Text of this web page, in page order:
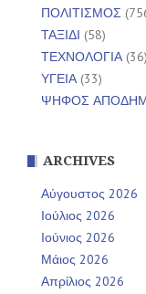
ΠΟΛΙΤΙΣΜΟΣ
ΤΑΞΙΔΙ (58)
ΤΕΧΝΟΛΟΓΙΑ(36)
ΥΓΕΙΑ(33)
ΨΗΦΟΣ
ARCHIVES
Αύγουστος 2026
Ιούλιος 2026
Ιούνιος 2026
Μάιος 2026
Απρίλιος 2026